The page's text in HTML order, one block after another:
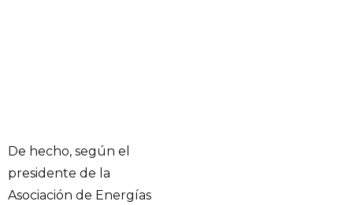
De hecho, según el
presidente de la
Asociación de Energías